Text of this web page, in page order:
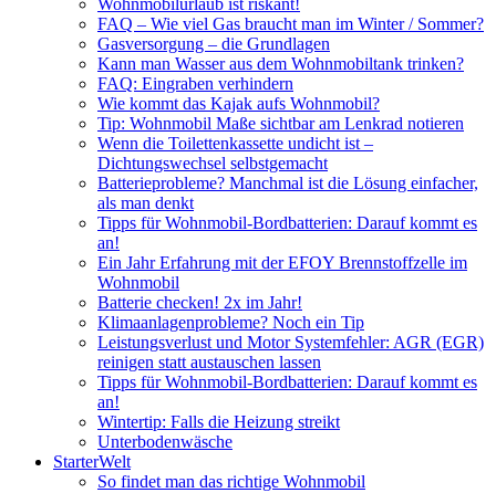
FAQ – Wie viel Gas braucht man im Winter / Sommer?
Gasversorgung – die Grundlagen
Kann man Wasser aus dem Wohnmobiltank trinken?
FAQ: Eingraben verhindern
Wie kommt das Kajak aufs Wohnmobil?
Tip: Wohnmobil Maße sichtbar am Lenkrad notieren
Wenn die Toilettenkassette undicht ist –
Dichtungswechsel selbstgemacht
Batterieprobleme? Manchmal ist die Lösung einfacher,
als man denkt
Tipps für Wohnmobil-Bordbatterien: Darauf kommt es
an!
Ein Jahr Erfahrung mit der EFOY Brennstoffzelle im
Wohnmobil
Batterie checken! 2x im Jahr!
Klimaanlagenprobleme? Noch ein Tip
Leistungsverlust und Motor Systemfehler: AGR (EGR)
reinigen statt austauschen lassen
Tipps für Wohnmobil-Bordbatterien: Darauf kommt es
an!
Wintertip: Falls die Heizung streikt
Unterbodenwäsche
StarterWelt
So findet man das richtige Wohnmobil